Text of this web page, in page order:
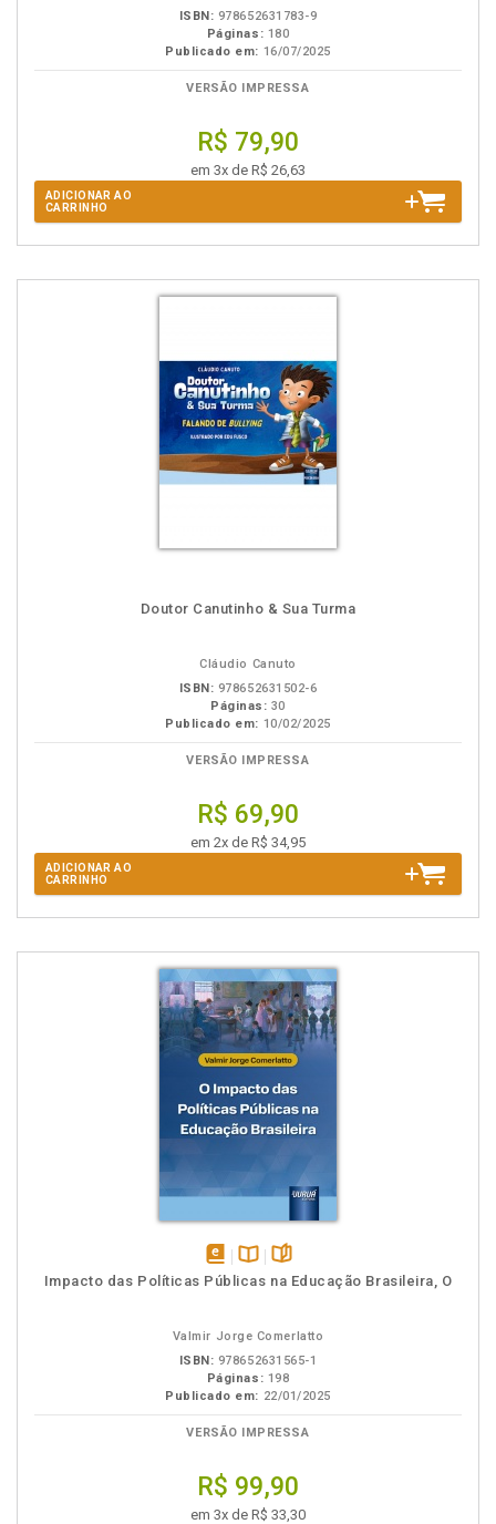
ISBN: 978652631783-9
Páginas: 180
Publicado em: 16/07/2025
VERSÃO IMPRESSA
R$ 79,90
em 3x de R$ 26,63
ADICIONAR AO
CARRINHO
Doutor Canutinho & Sua Turma
Cláudio Canuto
ISBN: 978652631502-6
Páginas: 30
Publicado em: 10/02/2025
VERSÃO IMPRESSA
R$ 69,90
em 2x de R$ 34,95
ADICIONAR AO
CARRINHO
disponívelDisponível
páginas
Impacto das Políticas Públicas na Educação Brasileira, O
Valmir Jorge Comerlatto
ISBN: 978652631565-1
Páginas: 198
Publicado em: 22/01/2025
VERSÃO IMPRESSA
R$ 99,90
em 3x de R$ 33,30